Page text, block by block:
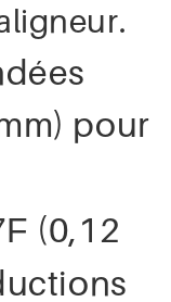
pour
(0,12